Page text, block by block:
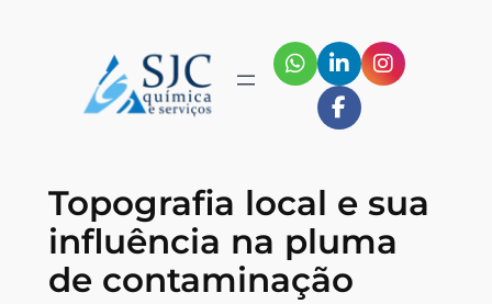
conteúdo
Topografia local e sua
influência na pluma
de contaminação